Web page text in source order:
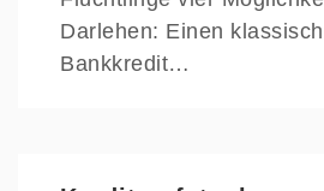
Darlehen: Einen
Bankkredit…